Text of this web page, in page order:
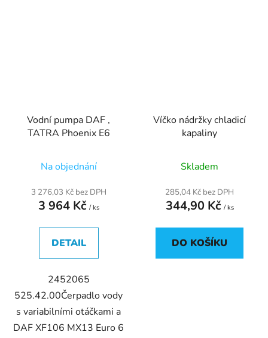
Vodní pumpa DAF ,
TATRA Phoenix E6
Na objednání
3 276,03 Kč bez DPH
3 964 Kč / ks
DETAIL
2452065
525.42.00Čerpadlo vody
s variabilními otáčkami a
DAF XF106 MX13 Euro 6
Víčko nádržky chladicí
kapaliny
Skladem
285,04 Kč bez DPH
344,90 Kč / ks
DO KOŠÍKU